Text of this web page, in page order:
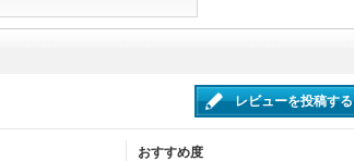
レビューを投稿する
おすすめ度